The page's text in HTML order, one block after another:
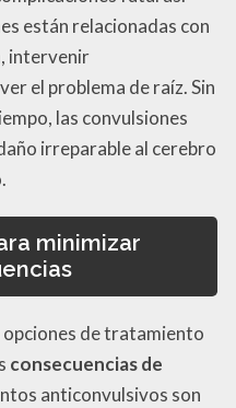
están relacionadas con
intervenir
el problema de raíz. Sin
las convulsiones
irreparable al cerebro
minimizar
de tratamiento
consecuencias de
anticonvulsivos son